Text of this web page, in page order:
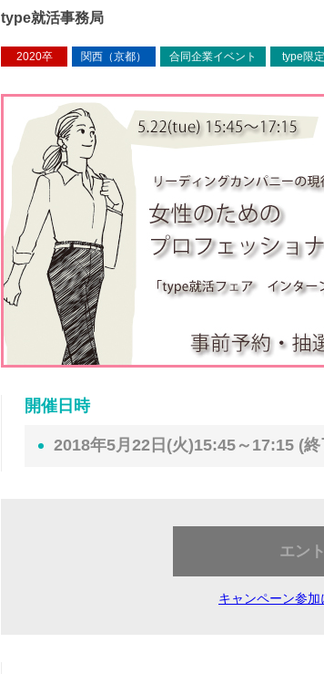
type就活事務局
2020卒 関西（京都） 合同企業イベント type限定
開催日時
2018年5月22日(火)15:45～17:15 (終
エン
キャンペーン参